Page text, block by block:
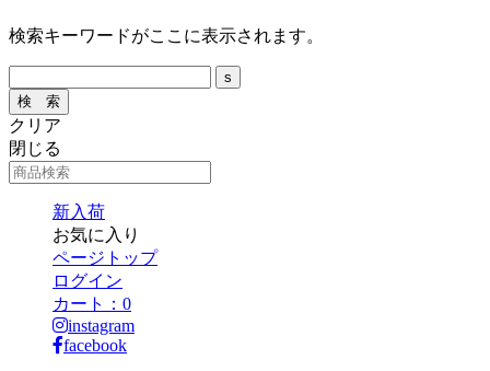
検索キーワードがここに表示されます。
クリア
閉じる
新入荷
お気に入り
ページトップ
ログイン
カート： 0
instagram
facebook